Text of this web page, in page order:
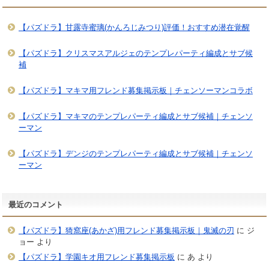
【パズドラ】甘露寺蜜璃(かんろじみつり)評価！おすすめ潜在覚醒
【パズドラ】クリスマスアルジェのテンプレパーティ編成とサブ候
補
【パズドラ】マキマ用フレンド募集掲示板｜チェンソーマンコラボ
【パズドラ】マキマのテンプレパーティ編成とサブ候補｜チェンソ
ーマン
【パズドラ】デンジのテンプレパーティ編成とサブ候補｜チェンソ
ーマン
最近のコメント
【パズドラ】猗窩座(あかざ)用フレンド募集掲示板｜鬼滅の刃 に ジ
ョー より
【パズドラ】学園キオ用フレンド募集掲示板 に あ より